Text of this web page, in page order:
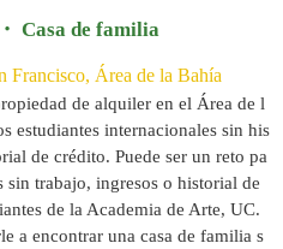
Casa de familia
Francisco, Área de la Bahía
de alquiler en el Área de l
estudiantes internacionales sin his
de crédito. Puede ser un reto pa
sin trabajo, ingresos o historial de
de la Academia de Arte, UC.
a encontrar una casa de familia s